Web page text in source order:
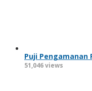
Puji Pengamanan
51,046 views